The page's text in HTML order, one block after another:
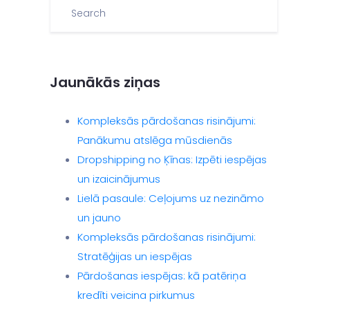
Jaunākās ziņas
Kompleksās pārdošanas risinājumi:
Panākumu atslēga mūsdienās
Dropshipping no Ķīnas: Izpēti iespējas
un izaicinājumus
Lielā pasaule: Ceļojums uz nezināmo
un jauno
Kompleksās pārdošanas risinājumi:
Stratēģijas un iespējas
Pārdošanas iespējas: kā patēriņa
kredīti veicina pirkumus